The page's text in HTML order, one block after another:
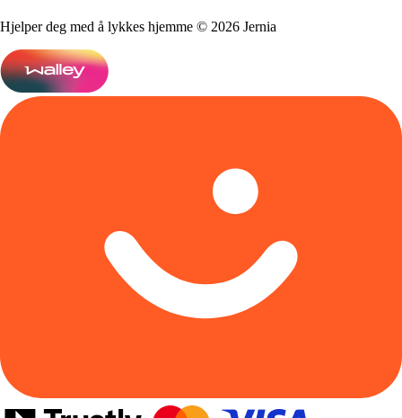
Hjelper deg med å lykkes hjemme © 2026 Jernia